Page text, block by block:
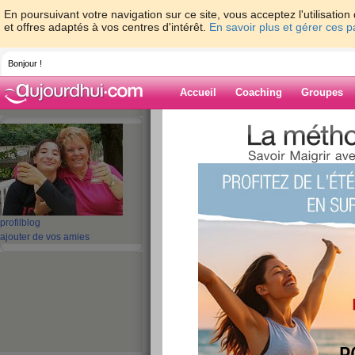
En poursuivant votre navigation sur ce site, vous acceptez
et offres adaptés à vos centres d'intérêt. En savoir plus et gérer ces
Bonjour !
Accueil Coaching Groupes
profil blog
ajouter de vos amies
> > pâques
Blog de paciflo
pâques
historique !!!!!!!!
publié le 31/03/2010 à 00:06